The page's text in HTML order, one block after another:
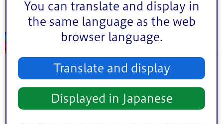
You can translate and display in
the same language as the web
browser language.
Translate and display
Displayed in Japanese
SDGs推進部広報課編集係 電話：03-5662-0403
区のお知らせを中心とした制度・事業等を紹介する点字広